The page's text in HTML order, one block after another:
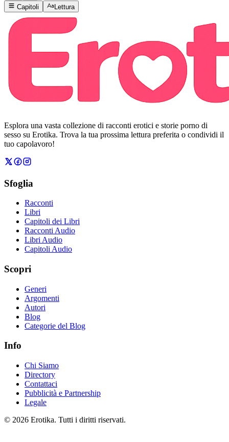
Capitoli
Lettura
Esplora una vasta collezione di racconti erotici e storie porno di
sesso su Erotika. Trova la tua prossima lettura preferita o condividi il
tuo capolavoro!
Sfoglia
Racconti
Libri
Capitoli dei Libri
Racconti Audio
Libri Audio
Capitoli Audio
Scopri
Generi
Argomenti
Autori
Blog
Categorie del Blog
Info
Chi Siamo
Directory
Contattaci
Pubblicità e Partnership
Legale
© 2026 Erotika. Tutti i diritti riservati.